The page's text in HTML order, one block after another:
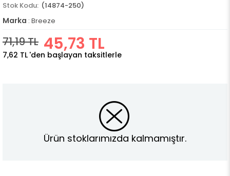
(14874-250)
Marka : Breeze
71,19 TL 45,73 TL
7,62 TL 'den başlayan taksitlerle
Ürün stoklarımızda kalmamıştır.